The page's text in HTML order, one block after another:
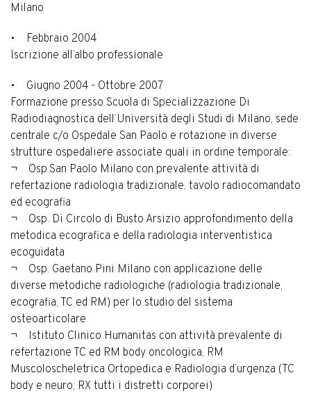
Milano
• Febbraio 2004
Iscrizione all’albo professionale
• Giugno 2004 - Ottobre 2007
Formazione presso Scuola di Specializzazione Di
Radiodiagnostica dell’Università degli Studi di Milano, sede
centrale c/o Ospedale San Paolo e rotazione in diverse
strutture ospedaliere associate quali in ordine temporale:
¬ Osp.San Paolo Milano con prevalente attività di
refertazione radiologia tradizionale, tavolo radiocomandato
ed ecografia
¬ Osp. Di Circolo di Busto Arsizio approfondimento della
metodica ecografica e della radiologia interventistica
ecoguidata
¬ Osp. Gaetano Pini Milano con applicazione delle
diverse metodiche radiologiche (radiologia tradizionale,
ecografia, TC ed RM) per lo studio del sistema
osteoarticolare
¬ Istituto Clinico Humanitas con attività prevalente di
refertazione TC ed RM body oncologica, RM
Muscoloscheletrica Ortopedica e Radiologia d’urgenza (TC
body e neuro; RX tutti i distretti corporei)